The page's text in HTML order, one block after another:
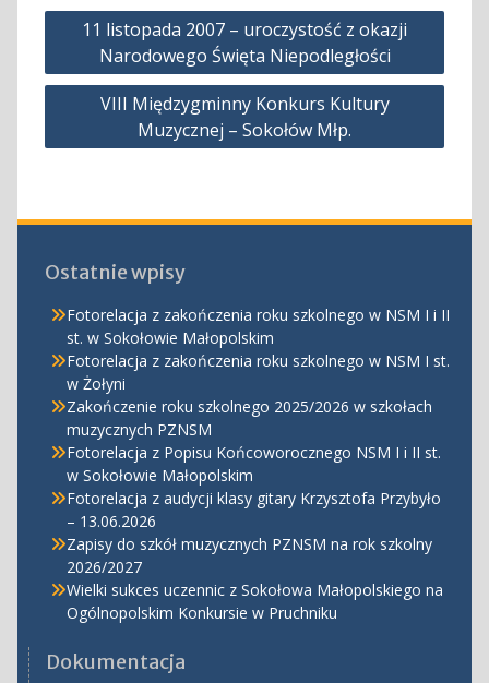
Nawigacja
wpisu
11 listopada 2007 – uroczystość z okazji
Narodowego Święta Niepodległości
VIII Międzygminny Konkurs Kultury
Muzycznej – Sokołów Młp.
Ostatnie wpisy
Fotorelacja z zakończenia roku szkolnego w NSM I i II
st. w Sokołowie Małopolskim
Fotorelacja z zakończenia roku szkolnego w NSM I st.
w Żołyni
Zakończenie roku szkolnego 2025/2026 w szkołach
muzycznych PZNSM
Fotorelacja z Popisu Końcoworocznego NSM I i II st.
w Sokołowie Małopolskim
Fotorelacja z audycji klasy gitary Krzysztofa Przybyło
– 13.06.2026
Zapisy do szkół muzycznych PZNSM na rok szkolny
2026/2027
Wielki sukces uczennic z Sokołowa Małopolskiego na
Ogólnopolskim Konkursie w Pruchniku
Dokumentacja